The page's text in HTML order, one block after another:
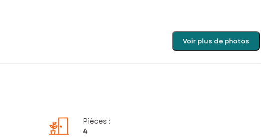
Voir plus de photos
Pièces :
4